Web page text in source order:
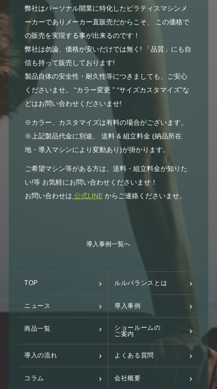
弊社はパーソナル開業に特化したピラティスマシンメ
ーカーでありメーカー直販売だからこそ、 この価格で
の販売を実現する事が出来るのです！
弊社は勿論、価格が安いだけでは無く! 「品質」にも自
信も持って販売しております!
製品自体の安全性・耐久性等につきましても、ご安心
くださいませ。 “カラー変更 ” “サイズカスタマイズ”な
どはお問い合わせくださいませ!
※カラー、カスタマイズは有料の場合がございます。
※上記製品代金に別途、 送料 & 組立料金 (納品所在
地・導入マシンにより変動あり)が掛かります。
ご希望マシン等がある方は、送料・組立料金が知りた
い!等 お気軽にお問い合わせくださいませ！
お問い合わせは 公式LINEからご連絡くださいませ。
導入事例一覧へ
TOP ルルバランスとは
ニュース 導入事例
商品一覧
ショールームの
ご案内
導入の流れ よくある質問
コラム 会社概要